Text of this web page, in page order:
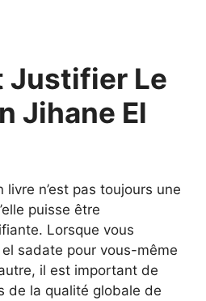
Justifier Le
Jihane El
livre n’est pas toujours une
puisse être
Lorsque vous
sadate pour vous-même
il est important de
de la qualité globale de